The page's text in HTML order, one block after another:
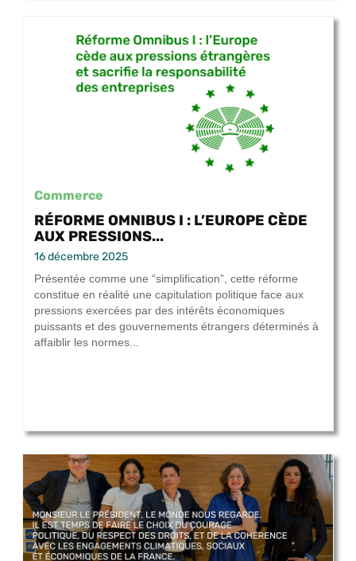
Commerce
RÉFORME OMNIBUS I : L’EUROPE CÈDE
AUX PRESSIONS...
16 décembre 2025
Présentée comme une “simplification”, cette réforme
constitue en réalité une capitulation politique face aux
pressions exercées par des intérêts économiques
puissants et des gouvernements étrangers déterminés à
affaiblir les normes...